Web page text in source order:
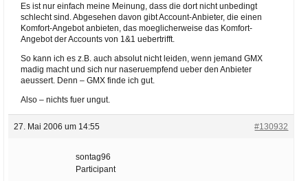
Es ist nur einfach meine Meinung, dass die dort nicht unbedingt
schlecht sind. Abgesehen davon gibt Account-Anbieter, die einen
Komfort-Angebot anbieten, das moeglicherweise das Komfort-
Angebot der Accounts von 1&1 uebertrifft.
So kann ich es z.B. auch absolut nicht leiden, wenn jemand GMX
madig macht und sich nur naseruempfend ueber den Anbieter
aeussert. Denn – GMX finde ich gut.
Also – nichts fuer ungut.
27. Mai 2006 um 14:55 #130932
sontag96
Participant